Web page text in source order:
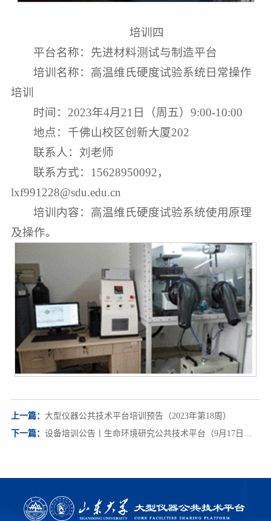
培训四
平台名称：先进材料测试与制造平台
培训名称：高温维氏硬度试验系统日常操作
培训
时间：2023年4月21日（周五）9:00-10:00
地点：千佛山校区创新大厦202
联系人：刘老师
联系方式：15628950092，
lxf991228@sdu.edu.cn
培训内容：高温维氏硬度试验系统使用原理
及操作。
上一篇： 大型仪器公共技术平台培训预告（2023年第18周）
下一篇： 设备培训公告丨生命环境研究公共技术平台（9月17日—9月28日）